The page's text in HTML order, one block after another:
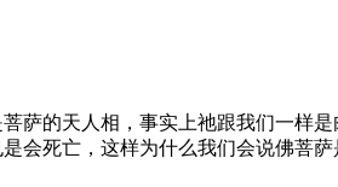
的天人相，事实上祂跟我们一样是
死亡，这样为什么我们会说佛菩